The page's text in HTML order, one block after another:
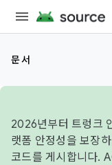
문서
2026년부터 트렁크
랫폼 안정성을 보장
코드를 게시합니다.